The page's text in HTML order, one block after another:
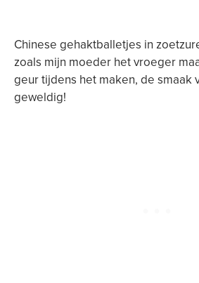
Chinese gehaktballetjes in
zoals mijn moeder het vroeger
geur tijdens het maken, de smaak
geweldig!